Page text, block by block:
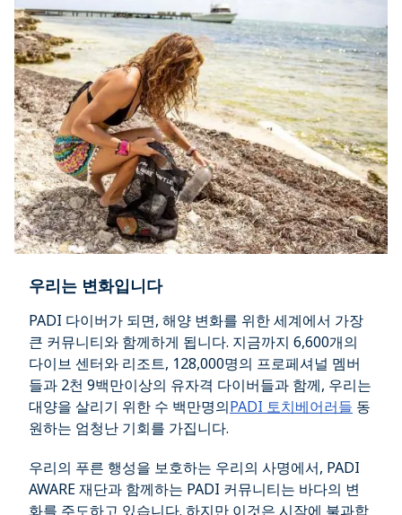
우리는 변화입니다
PADI 다이버가 되면, 해양 변화를 위한 세계에서 가장
큰 커뮤니티와 함께하게 됩니다. 지금까지 6,600개의
다이브 센터와 리조트, 128,000명의 프로페셔널 멤버
들과 2천 9백만이상의 유자격 다이버들과 함께, 우리는
대양을 살리기 위한 수 백만명의PADI 토치베어러들 동
원하는 엄청난 기회를 가집니다.
우리의 푸른 행성을 보호하는 우리의 사명에서, PADI
AWARE 재단과 함께하는 PADI 커뮤니티는 바다의 변
화를 주도하고 있습니다. 하지만 이것은 시작에 불과합